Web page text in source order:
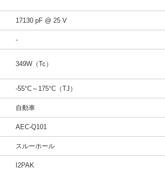
17130 pF @ 25 V
-
349W（Tc）
-55°C～175°C（TJ）
自動車
AEC-Q101
スルーホール
I2PAK